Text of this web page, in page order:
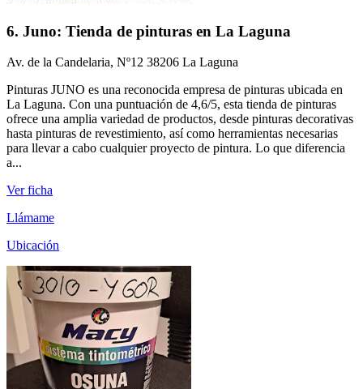
6. Juno: Tienda de pinturas en La Laguna
Av. de la Candelaria, Nº12 38206 La Laguna
Pinturas JUNO es una reconocida empresa de pinturas ubicada en
La Laguna. Con una puntuación de 4,6/5, esta tienda de pinturas
ofrece una amplia variedad de productos, desde pinturas decorativas
hasta pinturas de revestimiento, así como herramientas necesarias
para llevar a cabo cualquier proyecto de pintura. Lo que diferencia
a...
Ver ficha
Llámame
Ubicación